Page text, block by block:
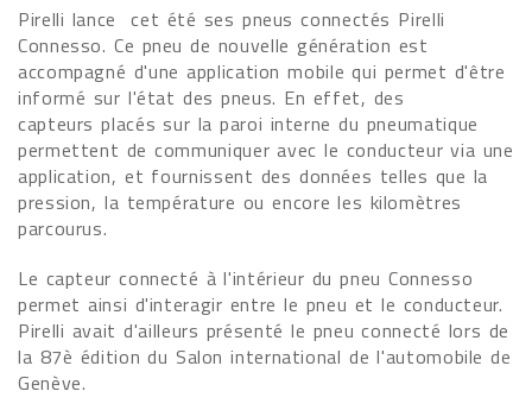
Pirelli lance cet été ses pneus connectés Pirelli
Connesso. Ce pneu de nouvelle génération est
accompagné d'une application mobile qui permet d'être
informé sur l'état des pneus. En effet, des
capteurs placés sur la paroi interne du pneumatique
permettent de communiquer avec le conducteur via une
application, et fournissent des données telles que la
pression, la température ou encore les kilomètres
parcourus.
Le capteur connecté à l'intérieur du pneu Connesso
permet ainsi d'interagir entre le pneu et le conducteur.
Pirelli avait d'ailleurs présenté le pneu connecté lors de
la 87è édition du Salon international de l'automobile de
Genève.